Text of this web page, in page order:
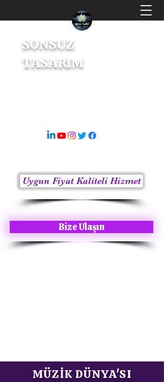
SONSUZ
TASARIM
Uygun Fiyat Kaliteli Hizmet
Bize Ulaşın
MÜZİK DÜNYA'SI